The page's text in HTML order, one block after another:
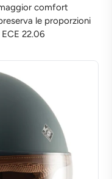
comfort
le proporzioni
22.06